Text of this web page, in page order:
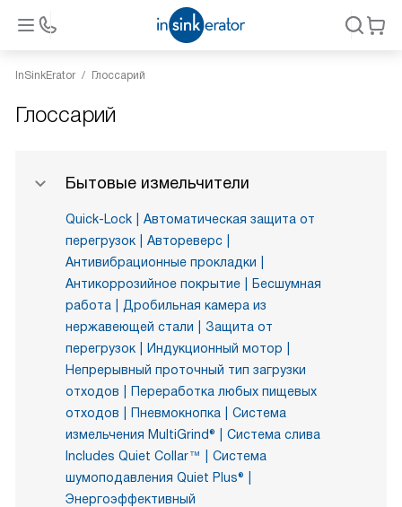
InSinkErator Глоссарий
Глоссарий
Бытовые измельчители
Quick-Lock
Автоматическая защита от
перегрузок
Автореверс
Антивибрационные прокладки
Антикоррозийное покрытие
Бесшумная
работа
Дробильная камера из
нержавеющей стали
Защита от
перегрузок
Индукционный мотор
Непрерывный проточный тип загрузки
отходов
Переработка любых пищевых
отходов
Пневмокнопка
Система
измельчения MultiGrind®
Система слива
Includes Quiet Collar™
Система
шумоподавления Quiet Plus®
Энергоэффективный